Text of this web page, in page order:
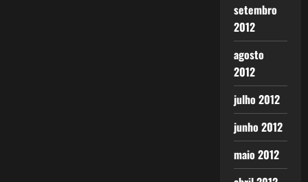
setembro
2012
agosto
2012
julho 2012
junho 2012
maio 2012